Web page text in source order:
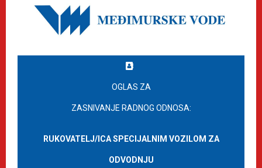
OGLAS ZA
ZASNIVANJE RADNOG ODNOSA:
RUKOVATELJ/ICA SPECIJALNIM VOZILOM ZA
ODVODNJU